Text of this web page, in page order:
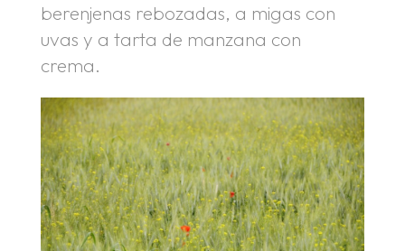
berenjenas rebozadas, a migas con
uvas y a tarta de manzana con
crema.